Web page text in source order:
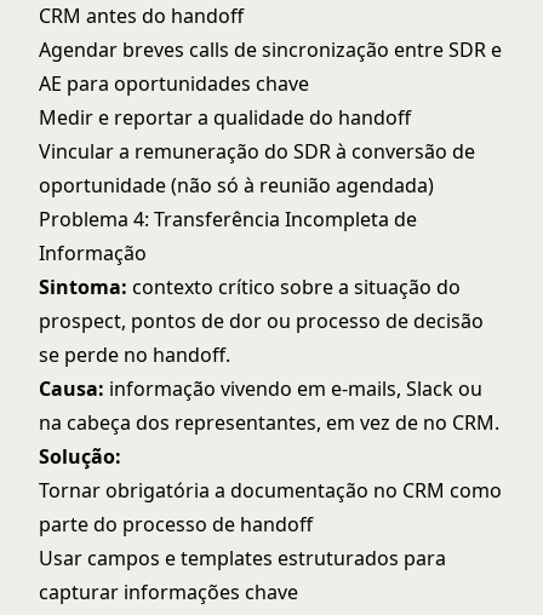
CRM antes do handoff
Agendar breves calls de sincronização entre SDR e
AE para oportunidades chave
Medir e reportar a qualidade do handoff
Vincular a remuneração do SDR à conversão de
oportunidade (não só à reunião agendada)
Problema 4: Transferência Incompleta de
Informação
Sintoma: contexto crítico sobre a situação do
prospect, pontos de dor ou processo de decisão
se perde no handoff.
Causa: informação vivendo em e-mails, Slack ou
na cabeça dos representantes, em vez de no CRM.
Solução:
Tornar obrigatória a documentação no CRM como
parte do processo de handoff
Usar campos e templates estruturados para
capturar informações chave